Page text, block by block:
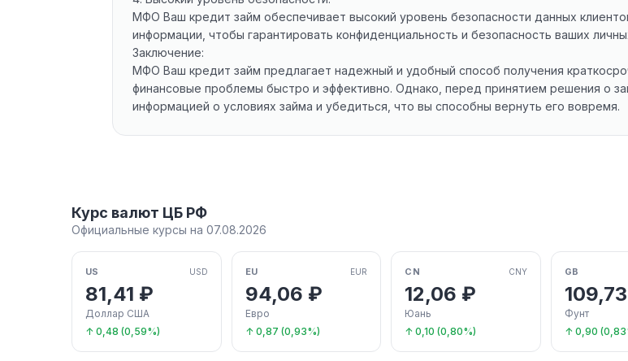
МФО Ваш кредит займ обеспечивает высокий уровень безопасности данных
информации, чтобы гарантировать конфиденциальность и безопасность ваших
Заключение:
МФО Ваш кредит займ предлагает надежный и удобный способ получения
финансовые проблемы быстро и эффективно. Однако, перед принятием решения о
информацией о условиях займа и убедиться, что вы способны вернуть его вовремя.
Курс валют ЦБ РФ
Официальные курсы на 07.08.2026
US USD
81,41 ₽
Доллар США
↑ 0,48 (0,59%)
EU EUR
94,06 ₽
Евро
↑ 0,87 (0,93%)
CN CNY
12,06 ₽
Юань
↑ 0,10 (0,80%)
GB
Фунт
↑ 0,90